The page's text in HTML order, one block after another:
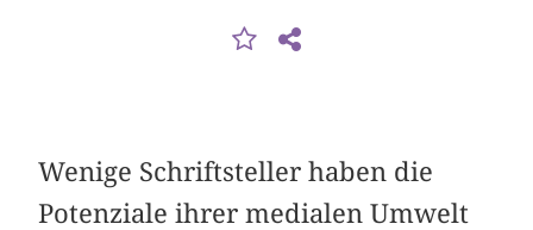
Wenige Schriftsteller haben die
Potenziale ihrer medialen Umwelt